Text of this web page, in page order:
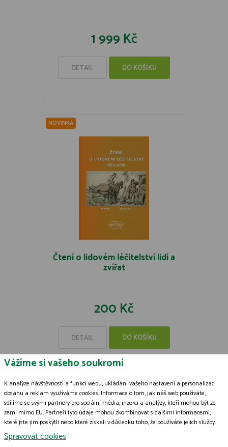
1 999 Kč
DETAIL DO KOŠÍKU
NOVINKA
Čtení o lidovém léčitelství lidí a
zvířat
200 Kč
DETAIL DO KOŠÍKU
© 2009-2026 ČSOP Vlašim,všechna práva vyhrazena
Zásady zpracování souborů cookies
Grafický návrh
Vážíme si vašeho soukromí
K analýze návštěvnosti a funkcí webu, ukládání vašeho nastavení a personalizaci
obsahu a reklam využíváme cookies. Informace o tom, jak náš web používáte,
sdílíme se svými partnery pro sociální média, inzerci a analýzy, kteří mohou být ze
zemí mimo EU. Partneři tyto údaje mohou zkombinovat s dalšími informacemi,
které jste jim poskytli nebo které získali v důsledku toho, že používáte jejich služby.
Podrobné informace
Spravovat cookies